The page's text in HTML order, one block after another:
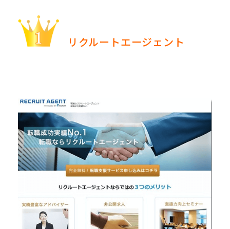
リクルートエージェント